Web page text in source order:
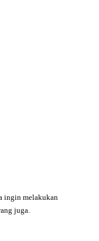
ingin melakukan
juga.